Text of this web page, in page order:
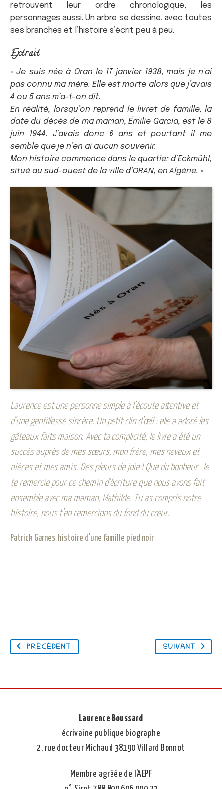
retrouvent leur ordre chronologique, les
personnages aussi. Un arbre se dessine, avec toutes
ses branches et l’histoire s’écrit peu à peu.
Extrait
«Je suis née à Oran le 17 janvier 1938, mais je n’ai
pas connu ma mère. Elle est morte alors que j’avais
4 ou 5 ans m’a-t-on dit.
En réalité, lorsqu’on reprend le livret de famille, la
date du décès de ma maman, Émilie Garcia, est le 8
juin 1944. J’avais donc 6 ans et pourtant il me
semble que je n’en ai aucun souvenir.
Mon histoire commence dans le quartier d’Eckmühl,
situé au sud-ouest de la ville d’ORAN, en Algérie. »
Laurence est une personne simple à l’écoute attentive et
d’une gentillesse sincère. Un petit clin d’œil : elle a adoré les
gâteaux faits maison. Avec ta complicité, le livre a été un
succès auprès de mes sœurs, mon frère, mes neveux et
nièces et mes amis. Des pleurs de joie ! Que du bonheur. Je
te remercie pour ce chemin d’écriture que nous avons fait
ensemble avec ma maman, Mathilde. Tu as compris notre
histoire, nous t’en remercions du fond du cœur.
Patrick Garnes, histoire d'une famille pied noir
PRÉCÉDENT SUIVANT
Laurence Boussard
écrivaine publique biographe
2, rue docteur Michaud 38190 Villard Bonnot
Membre agréée de l’AEPF